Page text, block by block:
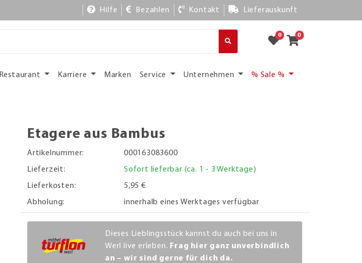
Hilfe Bezahlen Kontakt Lieferauskunft
0 0
Restaurant Karriere Marken Service Unternehmen % Sale %
Etagere aus Bambus
Artikelnummer:
000163083600
Lieferzeit:
Sofort lieferbar (ca. 1 - 3 Werktage)
Lieferkosten:
5,95 €
Abholung:
innerhalb eines Werktages verfügbar
Dieses Lieblingsstück kannst du auch bei uns in
Werl live erleben. Frag hier ganz unverbindlich
an – wir sind gerne für dich da.